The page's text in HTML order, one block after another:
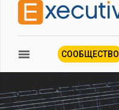
СООБЩЕСТВО